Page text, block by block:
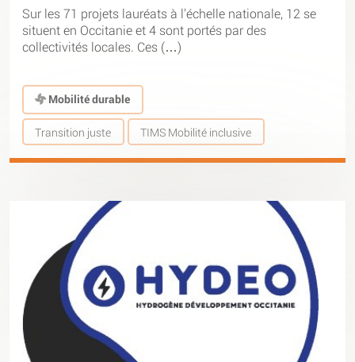
Sur les 71 projets lauréats à l’échelle nationale, 12 se
situent en Occitanie et 4 sont portés par des
collectivités locales. Ces (…)
Mobilité durable
Transition juste TIMS Mobilité inclusive